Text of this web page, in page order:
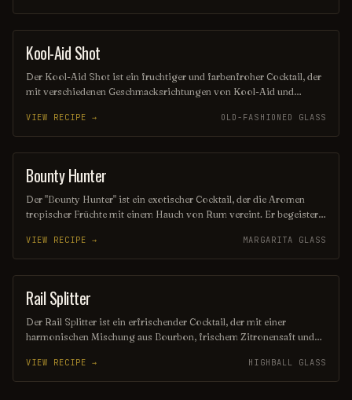
prickelnden Frische des Tonic Waters. Ideal für warme
Sommerabende oder gesellige Runden!
SHOT
Kool-Aid Shot
Der Kool-Aid Shot ist ein fruchtiger und farbenfroher Cocktail, der
mit verschiedenen Geschmacksrichtungen von Kool-Aid und
einen süßen und spritzigen Genuss, der perfekt für Partys und
gesellige Runden ist. Seine lebendige Farbe und der süße
Geschmack machen ihn zu einem beliebten Highlight an jeder Bar.
VIEW RECIPE → OLD-FASHIONED GLASS
COCKTAIL
Bounty Hunter
Der "Bounty Hunter" ist ein exotischer Cocktail, der die Aromen
tropischer Früchte mit einem Hauch von Rum vereint. Er begeistert
einem Spritzer Limette, perfekt für einen sonnigen Tag oder einen
entspannten Abend. Ein echter Genuss für alle, die das Abenteuer
lieben!
VIEW RECIPE → MARGARITA GLASS
COCKTAIL
Rail Splitter
Der Rail Splitter ist ein erfrischender Cocktail, der mit einer
harmonischen Mischung aus Bourbon, frischem Zitronensaft und
Kombination bietet eine perfekte Balance zwischen süßen und
sauren Aromen, die den Gaumen verwöhnen. Ideal für gesellige
VIEW RECIPE → HIGHBALL GLASS